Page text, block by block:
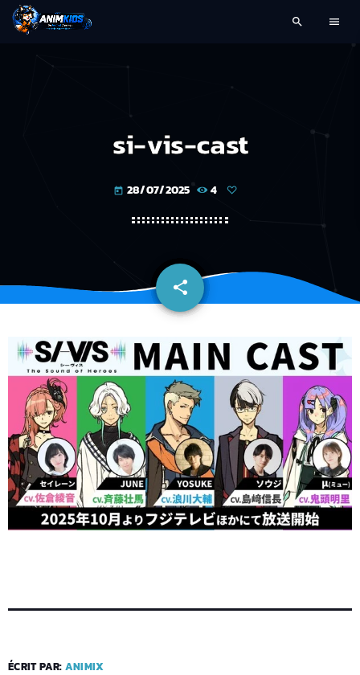
search menu
si-vis-cast
today 28/07/2025 4
share
email
ÉCRIT PAR: ANIMIX